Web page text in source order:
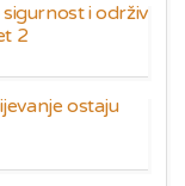
i održiv
2
ostaju